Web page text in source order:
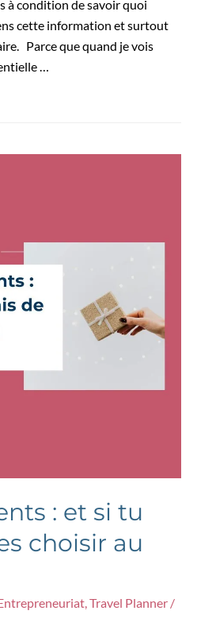
à condition de savoir quoi
cette information et surtout
Parce que quand je vois
…
: et si tu
choisir au
,Travel Planner /